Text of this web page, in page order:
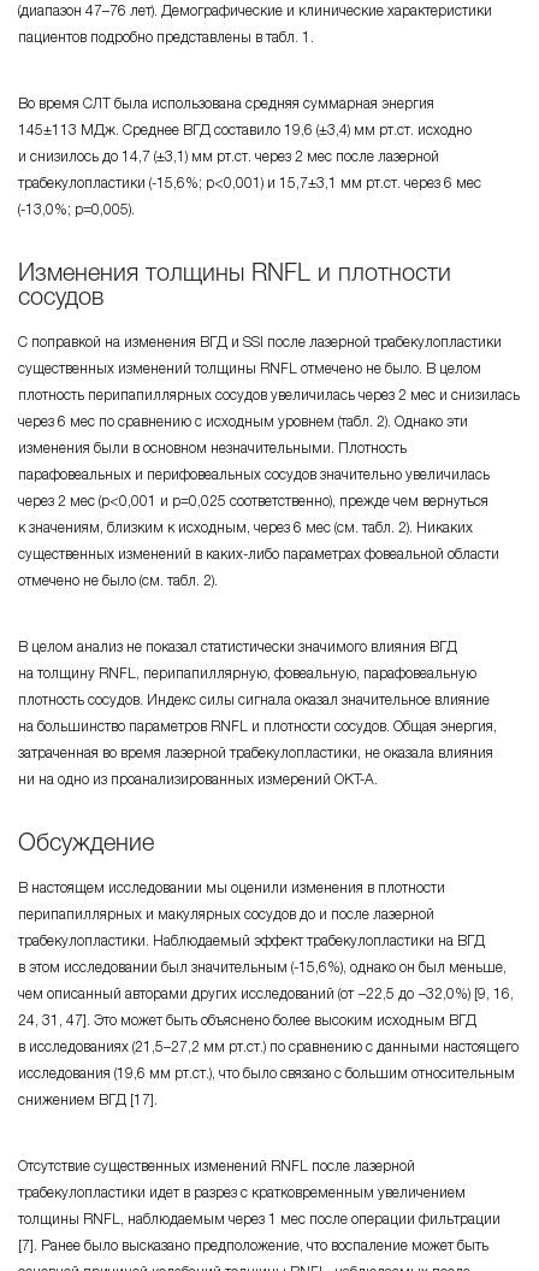
(диапазон 47–76 лет). Демографические и клинические характеристики
пациентов подробно представлены в табл. 1.
Во время СЛТ была использована средняя суммарная энергия
145±113 МДж. Среднее ВГД составило 19,6 (±3,4) мм рт.ст. исходно
и снизилось до 14,7 (±3,1) мм рт.ст. через 2 мес после лазерной
трабекулопластики (-15,6%; р<0,001) и 15,7±3,1 мм рт.ст. через 6 мес
(-13,0%; р=0,005).
Изменения толщины RNFL и плотности
сосудов
С поправкой на изменения ВГД и SSI после лазерной трабекулопластики
существенных изменений толщины RNFL отмечено не было. В целом
плотность перипапиллярных сосудов увеличилась через 2 мес и снизилась
через 6 мес по сравнению с исходным уровнем (табл. 2). Однако эти
изменения были в основном незначительными. Плотность
парафовеальных и перифовеальных сосудов значительно увеличилась
через 2 мес (р<0,001 и р=0,025 соответственно), прежде чем вернуться
к значениям, близким к исходным, через 6 мес (см. табл. 2). Никаких
существенных изменений в каких-либо параметрах фовеальной области
отмечено не было (см. табл. 2).
В целом анализ не показал статистически значимого влияния ВГД
на толщину RNFL, перипапиллярную, фовеальную, парафовеальную
плотность сосудов. Индекс силы сигнала оказал значительное влияние
на большинство параметров RNFL и плотности сосудов. Общая энергия,
затраченная во время лазерной трабекулопластики, не оказала влияния
ни на одно из проанализированных измерений OКT-A.
Обсуждение
В настоящем исследовании мы оценили изменения в плотности
перипапиллярных и макулярных сосудов до и после лазерной
трабекулопластики. Наблюдаемый эффект трабекулопластики на ВГД
в этом исследовании был значительным (-15,6%), однако он был меньше,
чем описанный авторами других исследований (от −22,5 до −32,0%) [9, 16,
24, 31, 47]. Это может быть объяснено более высоким исходным ВГД
в исследованиях (21,5–27,2 мм рт.ст.) по сравнению с данными настоящего
исследования (19,6 мм рт.ст.), что было связано с большим относительным
снижением ВГД [17].
Отсутствие существенных изменений RNFL после лазерной
трабекулопластики идет в разрез с кратковременным увеличением
толщины RNFL, наблюдаемым через 1 мес после операции фильтрации
[7]. Ранее было высказано предположение, что воспаление может быть